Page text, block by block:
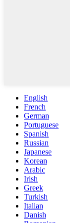
English
French
German
Portuguese
Spanish
Russian
Japanese
Korean
Arabic
Irish
Greek
Turkish
Italian
Danish